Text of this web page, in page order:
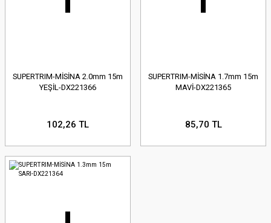
SUPERTRIM-MİSİNA 2.0mm 15m
YEŞİL-DX221366
102,26 TL
SUPERTRIM-MİSİNA 1.7mm 15m
MAVİ-DX221365
85,70 TL